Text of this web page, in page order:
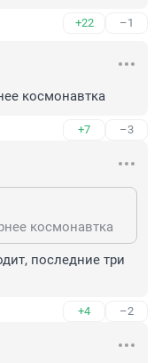
+22 –1
космонавтка
+7 –3
космонавтка
последние три
+4 –2